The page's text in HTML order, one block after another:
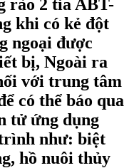
rào 2 tia ABT-
khi có kẻ đột
ngoại được
bị, Ngoài ra
với trung tâm
có thể báo qua
tử ứng dụng
như: biệt
hồ nuôi thủy